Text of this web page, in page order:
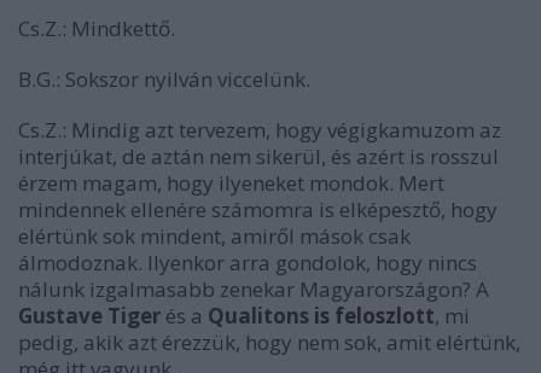
Cs.Z.: Mindkettő.
B.G.: Sokszor nyilván viccelünk.
Cs.Z.: Mindig azt tervezem, hogy végigkamuzom az
interjúkat, de aztán nem sikerül, és azért is rosszul
érzem magam, hogy ilyeneket mondok. Mert
mindennek ellenére számomra is elképesztő, hogy
elértünk sok mindent, amiről mások csak
álmodoznak. Ilyenkor arra gondolok, hogy nincs
nálunk izgalmasabb zenekar Magyarországon? A
Gustave Tiger és a Qualitons is feloszlott, mi
pedig, akik azt érezzük, hogy nem sok, amit elértünk,